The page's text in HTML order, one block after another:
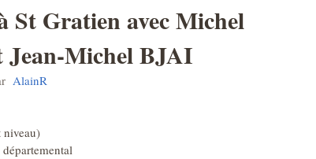
St Gratien avec Michel
Michel BJAI
AlainR
niveau)